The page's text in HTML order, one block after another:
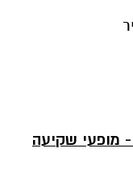
ירקון –